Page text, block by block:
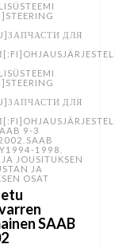
ДЛЯ
ДЛЯ
9-3
SAAB
1998
JOUSITUKSEN
JA
OSAT
SAAB